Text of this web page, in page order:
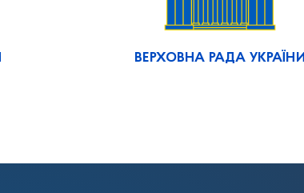
ВЕРХОВНА РАДА УКРАЇНИ